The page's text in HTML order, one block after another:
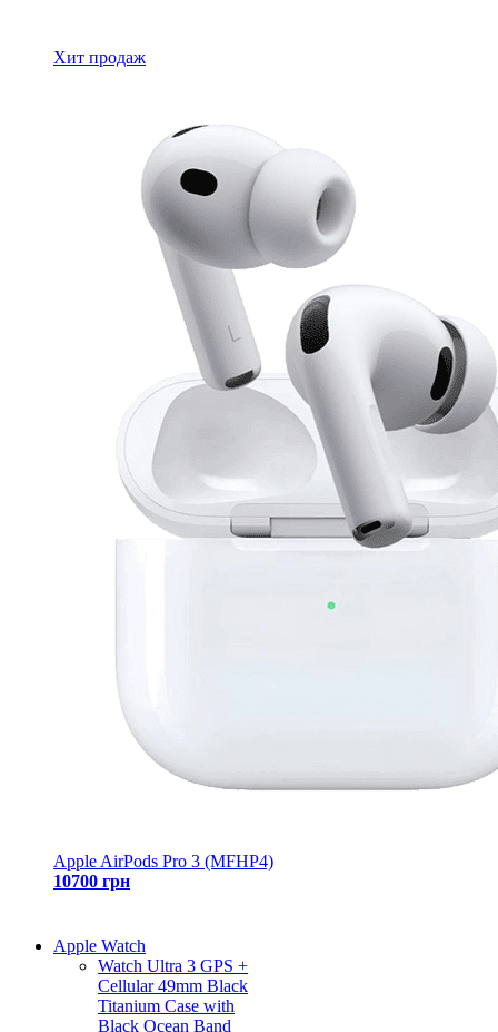
Хит продаж
Apple AirPods Pro 3 (MFHP4)
10700 грн
Apple Watch
Watch Ultra 3 GPS +
Cellular 49mm Black
Titanium Case with
Black Ocean Band